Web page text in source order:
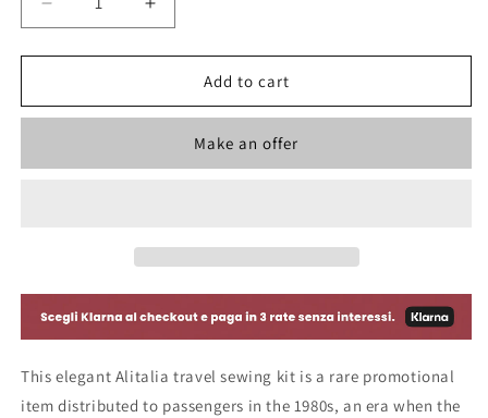
Decrease
quantity
for
Travel
-
Increase
quantity
for
Alitalia
Travel
-
Add to cart
Make an offer
This elegant Alitalia travel sewing kit is a rare promotional
item distributed to passengers in the 1980s, an era when the